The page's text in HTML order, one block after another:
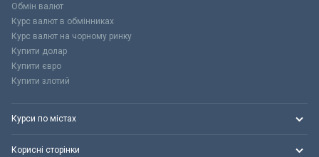
Обмін валют
Курс валют в обмінниках
Курс валют на чорному ринку
Купити долар
Купити євро
Купити злотий
Курси по містах
Корисні сторінки